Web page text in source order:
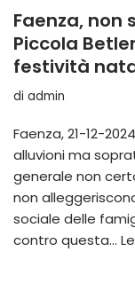
Faenza, non
Piccola
festività
di admin
Faenza, 21-12-
alluvioni ma
generale non
non
sociale delle
contro questa…